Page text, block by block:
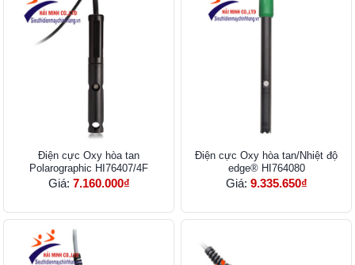
Điện cực Oxy hòa tan
Polarographic HI76407/4F
Giá: 7.160.000₫
Điện cực Oxy hòa tan/Nhiệt độ
edge® HI764080
Giá: 9.335.650₫